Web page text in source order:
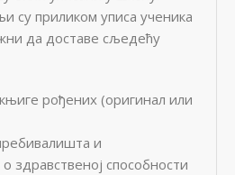
су приликом уписа ученика
да доставе сљедећу
рођених (оригинал или
и
способности